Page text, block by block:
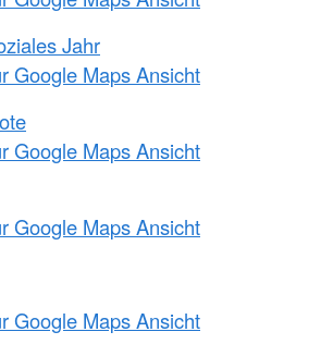
Jahr
Google Maps Ansicht
Google Maps Ansicht
Google Maps Ansicht
Google Maps Ansicht